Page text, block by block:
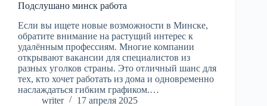
Подслушано минск работа
Если вы ищете новые возможности в Минске,
обратите внимание на растущий интерес к
удалённым профессиям. Многие компании
открывают вакансии для специалистов из
разных уголков страны. Это отличный шанс для
тех, кто хочет работать из дома и одновременно
наслаждаться гибким графиком.…
writer
17 апреля 2025